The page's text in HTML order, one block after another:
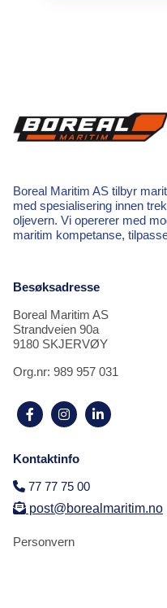
Boreal Maritim AS tilbyr
med spesialisering innen
oljevern. Vi opererer med
maritim kompetanse,
Besøksadresse
Boreal Maritim AS
Strandveien 90a
9180 SKJERVØY
Org.nr: 989 957 031
Kontaktinfo
 77 77 75 00
 post@borealmaritim.no
Personvern